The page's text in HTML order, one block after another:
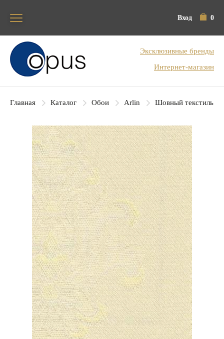
Вход 0
Блок поиска
Эксклюзивные бренды
Интернет-магазин
Главная Каталог Обои Arlin Шовный текстиль